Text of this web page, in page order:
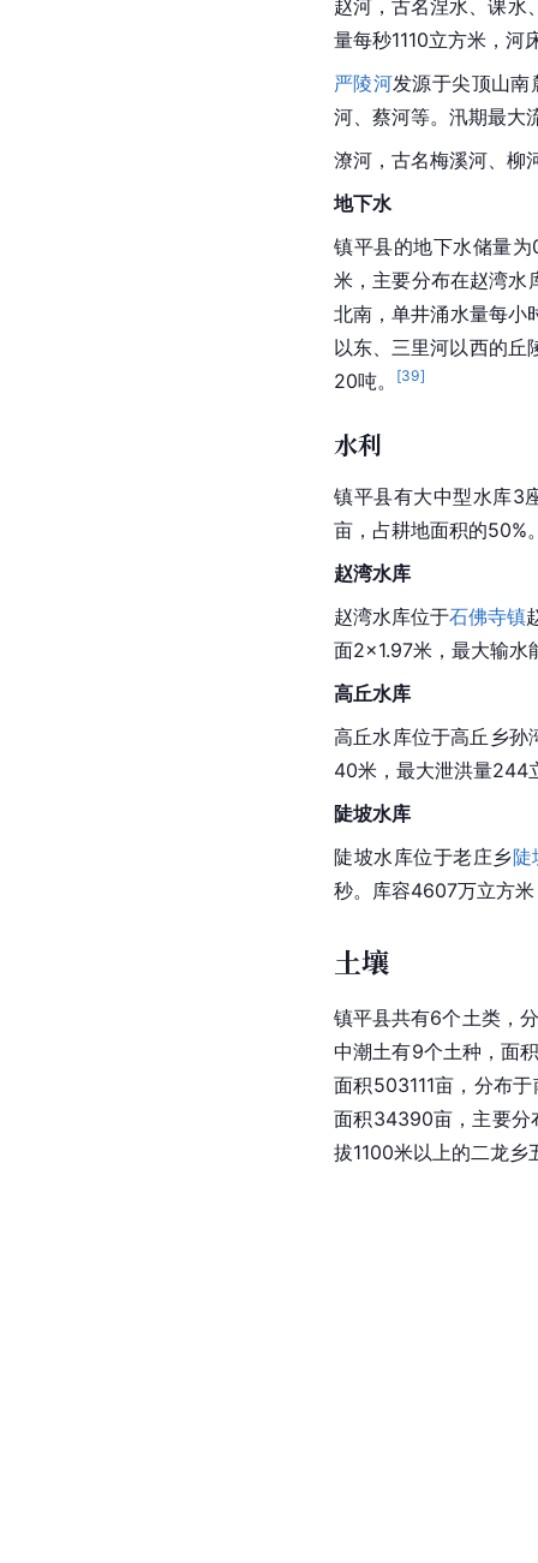
赵河，古名涅水、课水
量每秒1110立方米，河
严陵河发源于尖顶山南
河、蔡河等。汛期最大
潦河 ，古名梅溪河、
地下水
镇平县的地下水储量
米，主要分布在赵湾水
北南，单井涌水量每小
以东、三里河以西的 丘
20吨。
[39]
水利
镇平县有大中型水库3
亩，占耕地面积的50%
赵湾水库
赵湾水库位于石佛寺镇
面2×1.97米，最大输水
高丘水库
高丘水库位于高丘乡
40米，最大泄洪量244
陡坡水库
陡坡水库位于老庄乡陡
秒。库容4607万立方
土壤
镇平县共有6个土类，
中潮土有9个土种，面
面积503111亩，分布
面积34390亩，主要分
拔1100米以上的二龙